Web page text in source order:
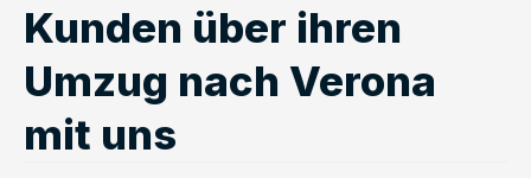
Kunden über ihren
Umzug nach Verona
mit uns